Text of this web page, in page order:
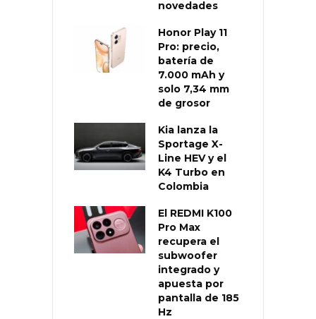
novedades
Honor Play 11
Pro: precio,
batería de
7.000 mAh y
solo 7,34 mm
de grosor
Kia lanza la
Sportage X-
Line HEV y el
K4 Turbo en
Colombia
El REDMI K100
Pro Max
recupera el
subwoofer
integrado y
apuesta por
pantalla de 185
Hz